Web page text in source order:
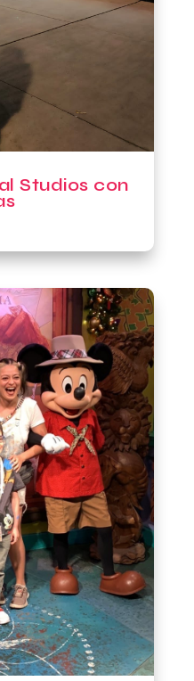
Studios con